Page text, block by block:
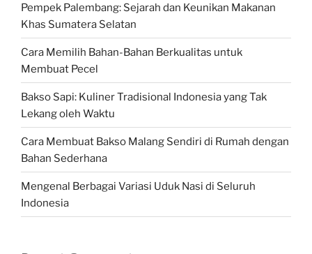
Pempek Palembang: Sejarah dan Keunikan Makanan
Khas Sumatera Selatan
Cara Memilih Bahan-Bahan Berkualitas untuk
Membuat Pecel
Bakso Sapi: Kuliner Tradisional Indonesia yang Tak
Lekang oleh Waktu
Cara Membuat Bakso Malang Sendiri di Rumah dengan
Bahan Sederhana
Mengenal Berbagai Variasi Uduk Nasi di Seluruh
Indonesia